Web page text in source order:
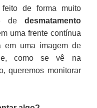
de forma muito
de desmatamento
uma frente contínua
em uma imagem de
como se vê na
queremos monitorar